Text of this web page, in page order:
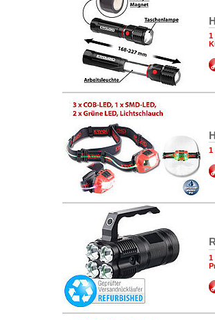
1
1
1